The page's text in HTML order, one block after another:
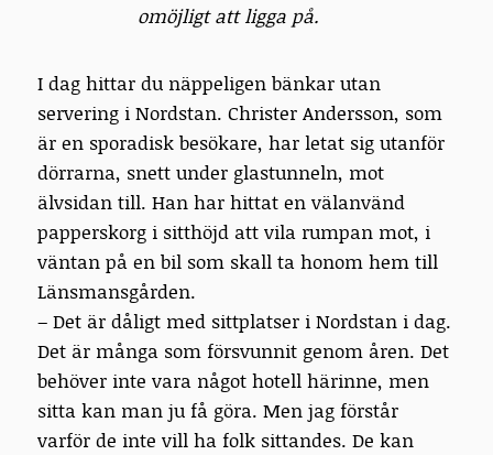
omöjligt att ligga på.
I dag hittar du näppeligen bänkar utan
servering i Nordstan. Christer Andersson, som
är en sporadisk besökare, har letat sig utanför
dörrarna, snett under glastunneln, mot
älvsidan till. Han har hittat en välanvänd
papperskorg i sitthöjd att vila rumpan mot, i
väntan på en bil som skall ta honom hem till
Länsmansgården.
– Det är dåligt med sittplatser i Nordstan i dag.
Det är många som försvunnit genom åren. Det
behöver inte vara något hotell härinne, men
sitta kan man ju få göra. Men jag förstår
varför de inte vill ha folk sittandes. De kan